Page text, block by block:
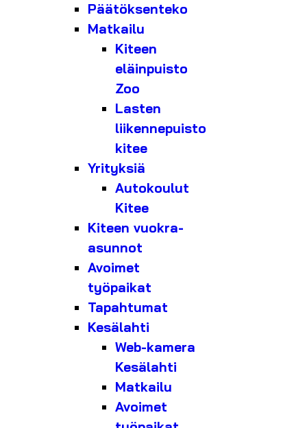
Päätöksenteko
Matkailu
Kiteen
eläinpuisto
Zoo
Lasten
liikennepuisto
kitee
Yrityksiä
Autokoulut
Kitee
Kiteen vuokra-
asunnot
Avoimet
työpaikat
Tapahtumat
Kesälahti
Web-kamera
Kesälahti
Matkailu
Avoimet